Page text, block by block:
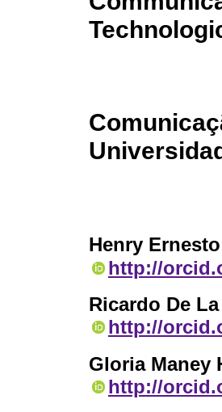
Henry
http://
Ricardo De
http://
Gloria Maney
http://